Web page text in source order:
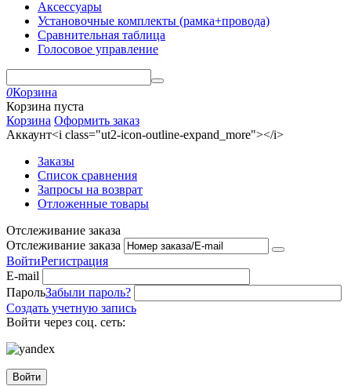
Аксессуары
Установочные комплекты (рамка+провода)
Сравнительная таблица
Голосовое управление
0Корзина
Корзина пуста
Корзина Оформить заказ
Аккаунт<i class="ut2-icon-outline-expand_more"></i>
Заказы
Список сравнения
Запросы на возврат
Отложенные товары
Отслеживание заказа
Отслеживание заказа
ВойтиРегистрация
E-mail
ПарольЗабыли пароль?
Создать учетную запись
Войти через соц. сеть:
Войти